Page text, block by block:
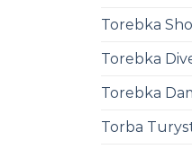
Torebka
Torebka
Torebka
Torba